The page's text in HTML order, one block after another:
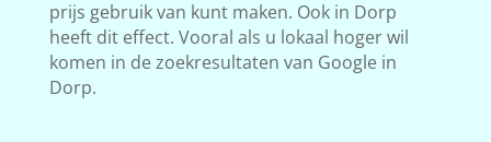
prijs gebruik van kunt maken. Ook in Dorp
heeft dit effect. Vooral als u lokaal hoger wil
komen in de zoekresultaten van Google in
Dorp.